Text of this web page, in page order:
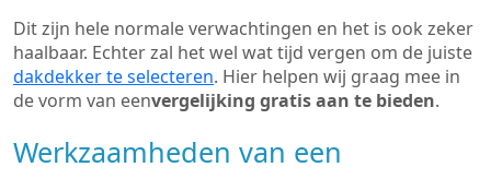
Dit zijn hele normale verwachtingen en het is ook zeker
haalbaar. Echter zal het wel wat tijd vergen om de juiste
dakdekker te selecteren. Hier helpen wij graag mee in
de vorm van eenvergelijking gratis aan te bieden.
Werkzaamheden van een